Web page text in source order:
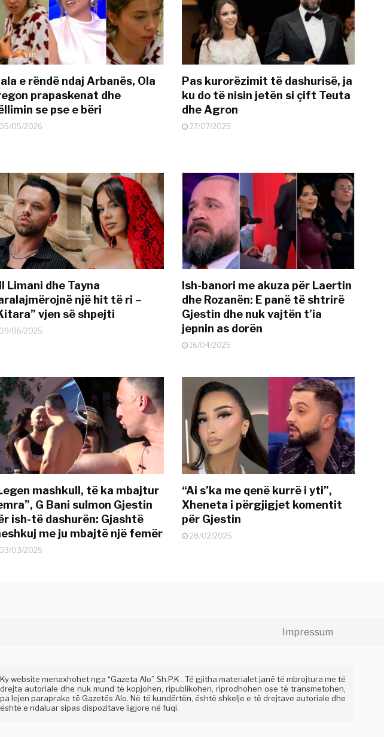
e rëndë ndaj Arbanës, Ola
prapaskenat dhe
se pse e bëri
05/2026
Pas kurorëzimit të dashurisë, ja
ku do të nisin jetën si çift Teuta
dhe Agron
27/07/2025
Limani dhe Tayna
një hit të ri –
vjen së shpejti
06/2025
Ish-banori me akuza për Laertin
dhe Rozanën: E panë të shtrirë
Gjestin dhe nuk vajtën t’ia
jepnin as dorën
16/04/2025
mashkull, të ka mbajtur
G Bani sulmon Gjestin
ish-të dashurën: Gjashtë
me ju mbajtë një femër
03/2025
“Ai s’ka me qenë kurrë i yti”,
Xheneta i përgjigjet komentit
për Gjestin
28/02/2025
Impressum
Ky website menaxhohet nga “Gazeta Alo” Sh.P.K . Të gjitha materialet janë të mbrojtura me të
drejta autoriale dhe nuk mund të kopjohen, ripublikohen, riprodhohen ose të transmetohen,
pa lejen paraprake të Gazetës Alo. Në të kundërtën, është shkelje e të drejtave autoriale dhe
është e ndaluar sipas dispozitave ligjore në fuqi.